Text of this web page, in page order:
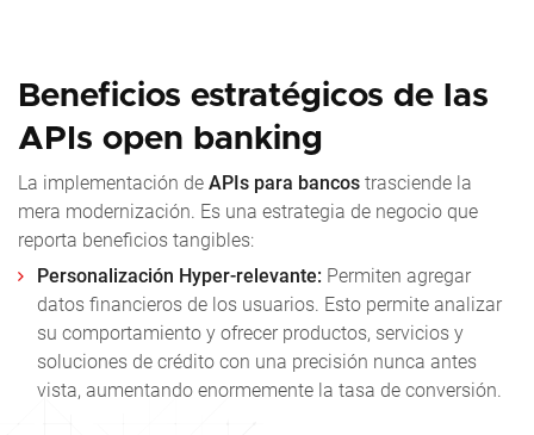
Beneficios estratégicos de las
APIs open banking
La implementación de APIs para bancos trasciende la
mera modernización. Es una estrategia de negocio que
reporta beneficios tangibles:
Personalización Hyper-relevante: Permiten agregar
datos financieros de los usuarios. Esto permite analizar
su comportamiento y ofrecer productos, servicios y
soluciones de crédito con una precisión nunca antes
vista, aumentando enormemente la tasa de conversión.